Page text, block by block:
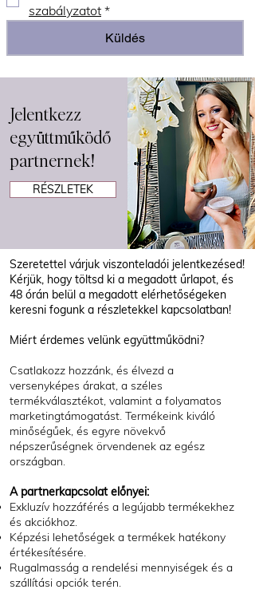
szabályzatot *
Küldés
Jelentkezz
együttműködő
partnernek!
RÉSZLETEK
Szeretettel várjuk viszonteladói jelentkezésed!
Kérjük, hogy töltsd ki a megadott űrlapot, és
48 órán belül a megadott elérhetőségeken
keresni fogunk a részletekkel kapcsolatban!
Miért érdemes velünk együttműködni?
Csatlakozz hozzánk, és élvezd a
versenyképes árakat, a széles
termékválasztékot, valamint a folyamatos
marketingtámogatást. Termékeink kiváló
minőségűek, és egyre növekvő
népszerűségnek örvendenek az egész
országban.
A partnerkapcsolat előnyei:
Exkluzív hozzáférés a legújabb termékekhez
és akciókhoz.
Képzési lehetőségek a termékek hatékony
értékesítésére.
Rugalmasság a rendelési mennyiségek és a
szállítási opciók terén.